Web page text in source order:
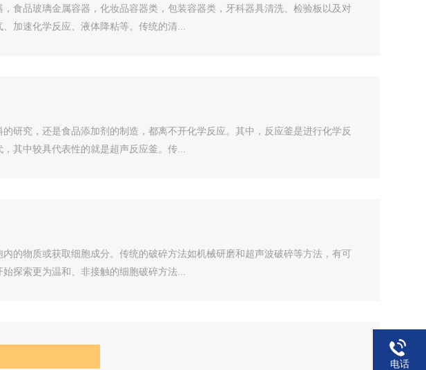
食品玻璃金属容器，化妆品容器类，包装容器类，牙科器具清洗、检验板以及对
加速化学反应、液体降粘等。传统的清...
研究，还是食品添加剂的制造，都离不开化学反应。其中，反应釜是进行化学反
其中较具代表性的就是超声反应釜。传...
的物质或获取细胞成分。传统的破碎方法如机械研磨和超声波破碎等方法，有可
探索更为温和、非接触的细胞破碎方法...
电话